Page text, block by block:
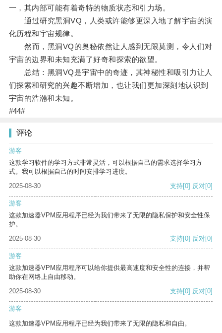
一，其内部可能有着奇特的物质状态和引力场。
通过研究黑洞VQ，人类或许能够更深入地了解宇宙的演
化历程和宇宙规律。
然而，黑洞VQ的奥秘依然让人感到无限莫测，令人们对
宇宙的边界和未知充满了好奇和探索的欲望。
总结：黑洞VQ是宇宙中的奇迹，其神秘性和吸引力让人
们探索和研究的兴趣不断增加，也让我们更加深刻地认识到
宇宙的浩瀚和未知。
#44#
评论
游客
这款学习软件的学习方式非常灵活，可以根据自己的需求选择学习方
式。我可以根据自己的时间安排学习进度。
2025-08-30
支持[0] 反对[0]
游客
这款加速器VPM应用程序已经为我们带来了无限的隐私保护和安全性保
护。
2025-08-30
支持[0] 反对[0]
游客
这款加速器VPM应用程序可以给你提供最高速度和安全性的连接，并帮
助你在网络上自由移动。
2025-08-30
支持[0] 反对[0]
游客
这款加速器VPM应用程序已经为我们带来了无限的隐私和自由。